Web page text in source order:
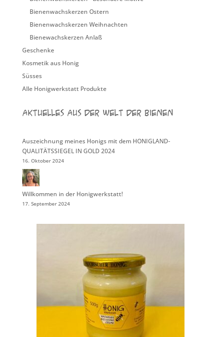
Bienenwachskerzen Ostern
Bienenwachskerzen Weihnachten
Bienewachskerzen Anlaß
Geschenke
Kosmetik aus Honig
Süsses
Alle Honigwerkstatt Produkte
Aktuelles aus der Welt der Bienen
Auszeichnung meines Honigs mit dem HONIGLAND-
QUALITÄTSSIEGEL IN GOLD 2024
16. Oktober 2024
Willkommen in der Honigwerkstatt!
17. September 2024